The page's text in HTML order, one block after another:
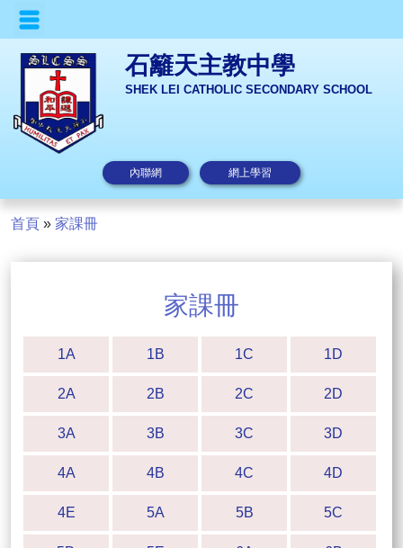
石籬天主教中學
SHEK LEI CATHOLIC SECONDARY SCHOOL
內聯網 網上學習
首頁 » 家課冊
家課冊
1A 1B 1C 1D
2A 2B 2C 2D
3A 3B 3C 3D
4A 4B 4C 4D
4E 5A 5B 5C